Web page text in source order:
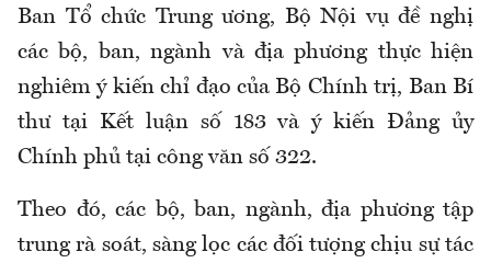
Ban Tổ chức Trung ương, Bộ Nội vụ đề nghị
các bộ, ban, ngành và địa phương thực hiện
nghiêm ý kiến chỉ đạo của Bộ Chính trị, Ban Bí
thư tại Kết luận số 183 và ý kiến Đảng ủy
Chính phủ tại công văn số 322.
Theo đó, các bộ, ban, ngành, địa phương tập
trung rà soát, sàng lọc các đối tượng chịu sự tác